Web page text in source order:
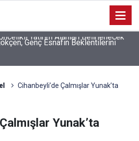
Genç Esnafın Beklentilerini
Cihanbeyli’de Çalmışlar Yunak’ta
Yunak’ta